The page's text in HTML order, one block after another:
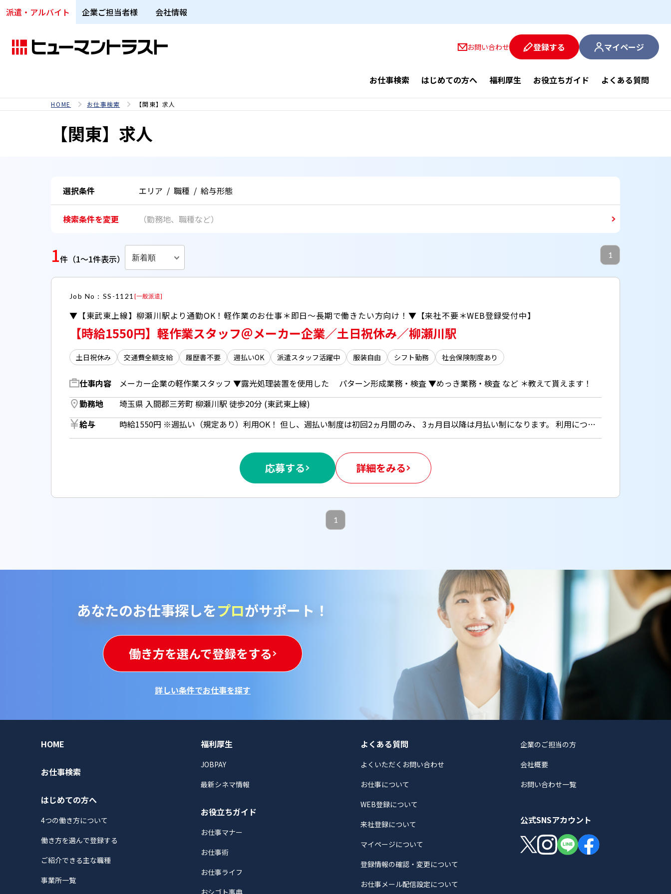
派遣・アルバイト 企業ご担当者様 会社情報
お問い合わせ 登録する マイページ
お仕事検索 はじめての方へ 福利厚生 お役立ちガイド よくある質問
HOME お仕事検索 【関東】求人
【関東】求人
選択条件 エリア / 職種 / 給与形態
検索条件を変更 （勤務地、職種など）
1件 （1～1件表示） 新着順 1
Job No：SS-1121 [一般派遣]
▼【東武東上線】柳瀬川駅より通勤OK！軽作業のお仕事＊即日～長期で働きたい方向け！▼【来社不要＊WEB登録受付中】
【時給1550円】軽作業スタッフ＠メーカー企業／土日祝休み／柳瀬川駅
土日祝休み 交通費全額支給 履歴書不要 週払いOK 派遣スタッフ活躍中 服装自由 シフト勤務 社会保険制度あり
仕事内容
メーカー企業の軽作業スタッフ ▼露光処理装置を使用した パターン形成業務・検査 ▼めっき業務・検査 など ＊教えて貰えます！
勤務地
埼玉県 入間郡三芳町 柳瀬川駅 徒歩20分 (東武東上線)
給与
時給1550円 ※週払い（規定あり）利用OK！ 但し、週払い制度は初回2ヵ月間のみ、 3ヵ月目以降は月払い制になります。 利用についてはご本人様からお仕事紹介時に申請があった場合のみとなります。
応募する 詳細をみる
1
あなたのお仕事探しをプロがサポート！
働き方を選んで登録をする
詳しい条件でお仕事を探す
HOME
お仕事検索
はじめての方へ
4つの働き方について
働き方を選んで登録する
ご紹介できる主な職種
事業所一覧
福利厚生
JOBPAY
最新シネマ情報
お役立ちガイド
お仕事マナー
お仕事術
お仕事ライフ
おシゴト事典
よくある質問
よくいただくお問い合わせ
お仕事について
WEB登録について
来社登録について
マイページについて
登録情報の確認・変更について
お仕事メール配信設定について
企業のご担当の方
会社概要
お問い合わせ一覧
公式SNSアカウント